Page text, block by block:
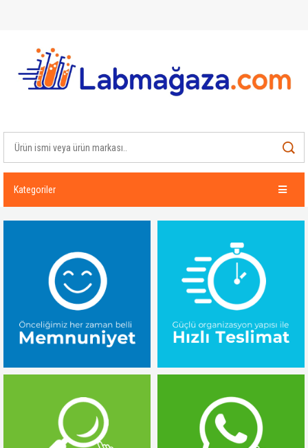
Kategoriler